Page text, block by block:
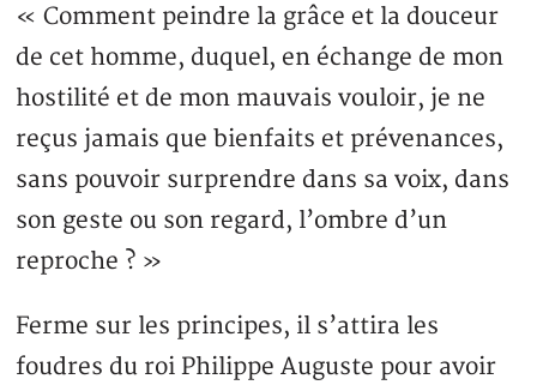
« Comment peindre la grâce et la douceur
de cet homme, duquel, en échange de mon
hostilité et de mon mauvais vouloir, je ne
reçus jamais que bienfaits et prévenances,
sans pouvoir surprendre dans sa voix, dans
son geste ou son regard, l’ombre d’un
reproche ? »
Ferme sur les principes, il s’attira les
foudres du roi Philippe Auguste pour avoir